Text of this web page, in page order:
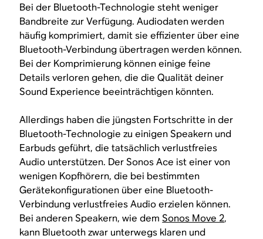
Bei der Bluetooth-Technologie steht weniger
Bandbreite zur Verfügung. Audiodaten werden
häufig komprimiert, damit sie effizienter über eine
Bluetooth-Verbindung übertragen werden können.
Bei der Komprimierung können einige feine
Details verloren gehen, die die Qualität deiner
Sound Experience beeinträchtigen könnten.
Allerdings haben die jüngsten Fortschritte in der
Bluetooth-Technologie zu einigen Speakern und
Earbuds geführt, die tatsächlich verlustfreies
Audio unterstützen. Der Sonos Ace ist einer von
wenigen Kopfhörern, die bei bestimmten
Gerätekonfigurationen über eine Bluetooth-
Verbindung verlustfreies Audio erzielen können.
Bei anderen Speakern, wie demSonos Move 2,
kann Bluetooth zwar unterwegs klaren und